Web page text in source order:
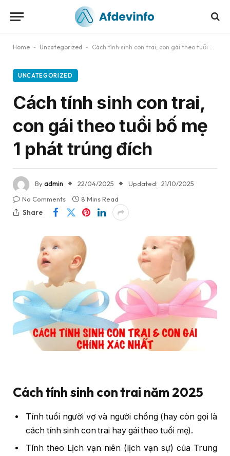
Home - Uncategorized - Cách tính sinh con trai, con gái theo tuổi bố mẹ 1 phát trúng đích
UNCATEGORIZED
Cách tính sinh con trai,
con gái theo tuổi bố mẹ
1 phát trúng đích
Byadmin 22/04/2025 Updated: 21/10/2025
No Comments
8 Mins Read
Share
Cách tính sinh con trai năm 2025
Tính tuổi người vợ và người chồng (hay còn gọi là
cách tính sinh con trai hay gái theo tuổi mẹ).
Tính theo Lịch vạn niên (lịch vạn sự) của Trung